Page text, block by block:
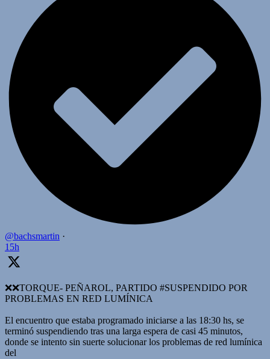
@bachsmartin ·
15h
❌️❌TORQUE- PEÑAROL, PARTIDO #SUSPENDIDO POR
PROBLEMAS EN RED LUMÍNICA
El encuentro que estaba programado iniciarse a las 18:30 hs, se
terminó suspendiendo tras una larga espera de casi 45 minutos,
donde se intento sin suerte solucionar los problemas de red lumínica
del